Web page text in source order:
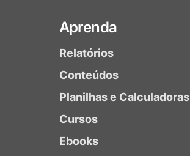
Aprenda
Relatórios
Conteúdos
Planilhas e Calculadoras
Cursos
Ebooks